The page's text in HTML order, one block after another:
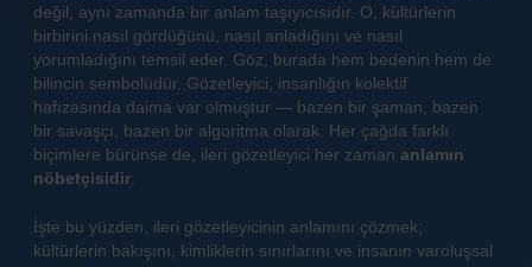
değil, aynı zamanda bir anlam taşıyıcısıdır. O, kültürlerin
birbirini nasıl gördüğünü, nasıl anladığını ve nasıl
yorumladığını temsil eder. Göz, burada hem bedenin hem de
bilincin sembolüdür. Gözetleyici, insanlığın kolektif
hafızasında daima var olmuştur — bazen bir şaman, bazen
bir savaşçı, bazen bir algoritma olarak. Her çağda farklı
biçimlere bürünse de, ileri gözetleyici her zaman anlamın
nöbetçisidir
İşte bu yüzden, ileri gözetleyicinin anlamını çözmek;
kültürlerin bakışını, kimliklerin sınırlarını ve insanın varoluşsal